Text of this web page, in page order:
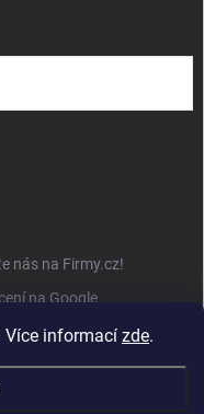
Více informací zde.
nás na Firmy.cz!
na Google